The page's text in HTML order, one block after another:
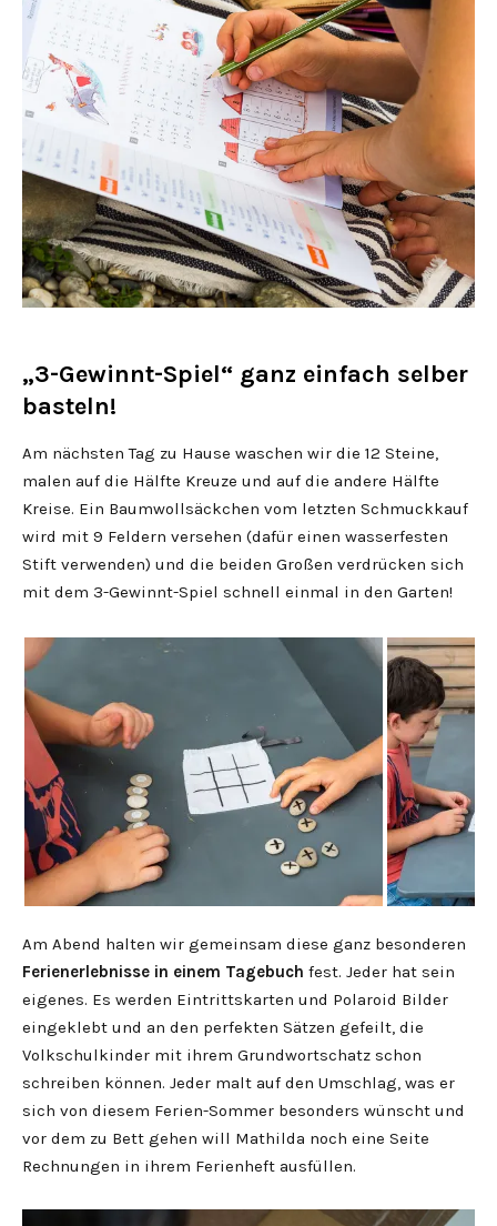
„3-Gewinnt-Spiel“ ganz einfach selber
basteln!
Am nächsten Tag zu Hause waschen wir die 12 Steine,
malen auf die Hälfte Kreuze und auf die andere Hälfte
Kreise. Ein Baumwollsäckchen vom letzten Schmuckkauf
wird mit 9 Feldern versehen (dafür einen wasserfesten
Stift verwenden) und die beiden Großen verdrücken sich
mit dem 3-Gewinnt-Spiel schnell einmal in den Garten!
Am Abend halten wir gemeinsam diese ganz besonderen
Ferienerlebnisse in einem Tagebuch fest. Jeder hat sein
eigenes. Es werden Eintrittskarten und Polaroid Bilder
eingeklebt und an den perfekten Sätzen gefeilt, die
Volkschulkinder mit ihrem Grundwortschatz schon
schreiben können. Jeder malt auf den Umschlag, was er
sich von diesem Ferien-Sommer besonders wünscht und
vor dem zu Bett gehen will Mathilda noch eine Seite
Rechnungen in ihrem Ferienheft ausfüllen.